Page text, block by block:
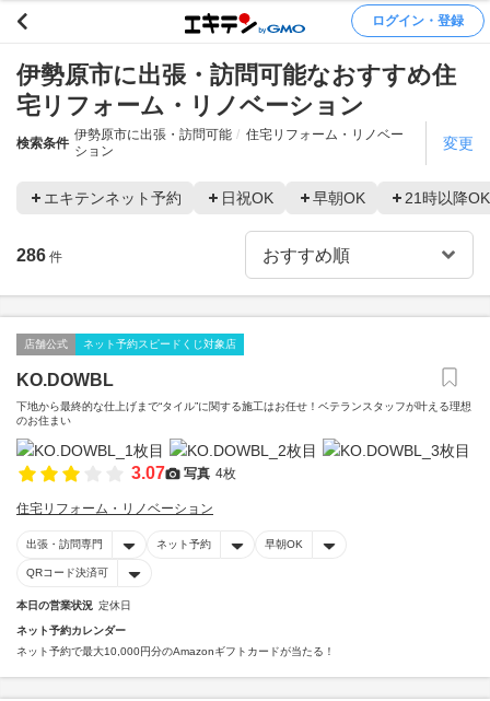
ログイン・登録
伊勢原市に出張・訪問可能なおすすめ住
宅リフォーム・リノベーション
検索条件
伊勢原市に出張・訪問可能
住宅リフォーム・リノベー
ション
変更
エキテンネット予約 日祝OK 早朝OK 21時以降OK
286 件
店舗公式 ネット予約スピードくじ対象店
KO.DOWBL
下地から最終的な仕上げまで“タイル”に関する施工はお任せ！ベテランスタッフが叶える理想
のお住まい
3.07 写真 4枚
住宅リフォーム・リノベーション
出張・訪問専門 ネット予約 早朝OK
QRコード決済可
本日の営業状況 定休日
ネット予約カレンダー
ネット予約で最大10,000円分のAmazonギフトカードが当たる！